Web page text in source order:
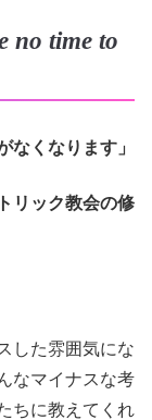
no time to
なくなります」
リック教会の修
した雰囲気にな
なマイナスな考
ちに教えてくれ